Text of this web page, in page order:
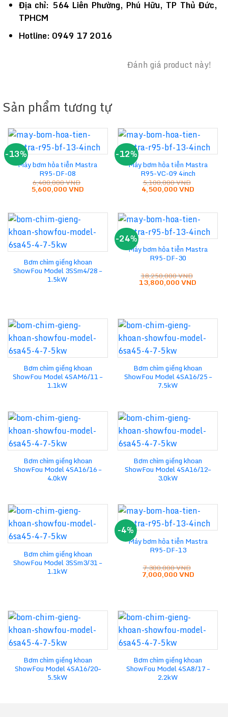
Địa chỉ: 564 Liên Phường, Phú Hữu, TP Thủ Đức,
TPHCM
Hotline: 0949 17 2016
Đánh giá product này!
Sản phẩm tương tự
-13%
Máy bơm hỏa tiễn Mastra
R95-DF-08
6,400,000VND
Giá
gốc
5,600,000VND
5,600,000 VND.
-12%
Máy bơm hỏa tiễn Mastra
R95-VC-09 4inch
5,100,000VND
Giá
gốc
4,500,000VNDGiá
4,500,000
Bơm chìm giếng khoan
ShowFou Model 3SSm4/28 –
1.5kW
-24%
Máy bơm hỏa tiễn Mastra
R95-DF-30
18,250,000VND
Giá
gốc
13,800,000VND
Bơm chìm giếng khoan
ShowFou Model 4SAM6/11 –
1.1kW
Bơm chìm giếng khoan
ShowFou Model 4SA16/25 –
7.5kW
Bơm chìm giếng khoan
ShowFou Model 4SA16/16 –
4.0kW
Bơm chìm giếng khoan
ShowFou Model 4SA16/12–
3.0kW
Bơm chìm giếng khoan
ShowFou Model 3SSm3/31 –
1.1kW
-4%
Máy bơm hỏa tiễn Mastra
R95-DF-13
7,300,000VND
Giá
gốc
7,000,000VNDGiá
Bơm chìm giếng khoan
ShowFou Model 4SA16/20–
5.5kW
Bơm chìm giếng khoan
ShowFou Model 4SA8/17 –
2.2kW